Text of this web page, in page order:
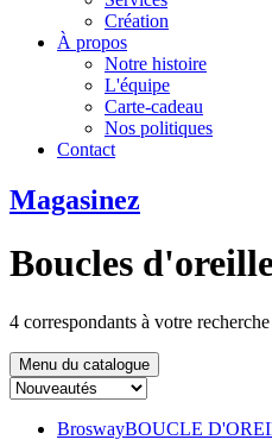
Création
À propos
Notre histoire
L'équipe
Carte-cadeau
Nos politiques
Contact
Magasinez
Boucles
4 correspondants à votre recherche
Menu du catalogue
BroswayBOUCLE